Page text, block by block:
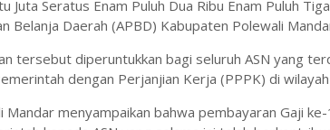
Juta Seratus Enam Puluh Dua Ribu Enam Puluh
Belanja Daerah (APBD) Kabupaten Polewali
tersebut diperuntukkan bagi seluruh ASN yang
dengan Perjanjian Kerja (PPPK) di
Mandar menyampaikan bahwa pembayaran Gaji